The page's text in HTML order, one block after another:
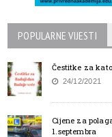
POPULARNE VIJESTI
Čestitke za
24/12/2021
Cijene za
1.septembra